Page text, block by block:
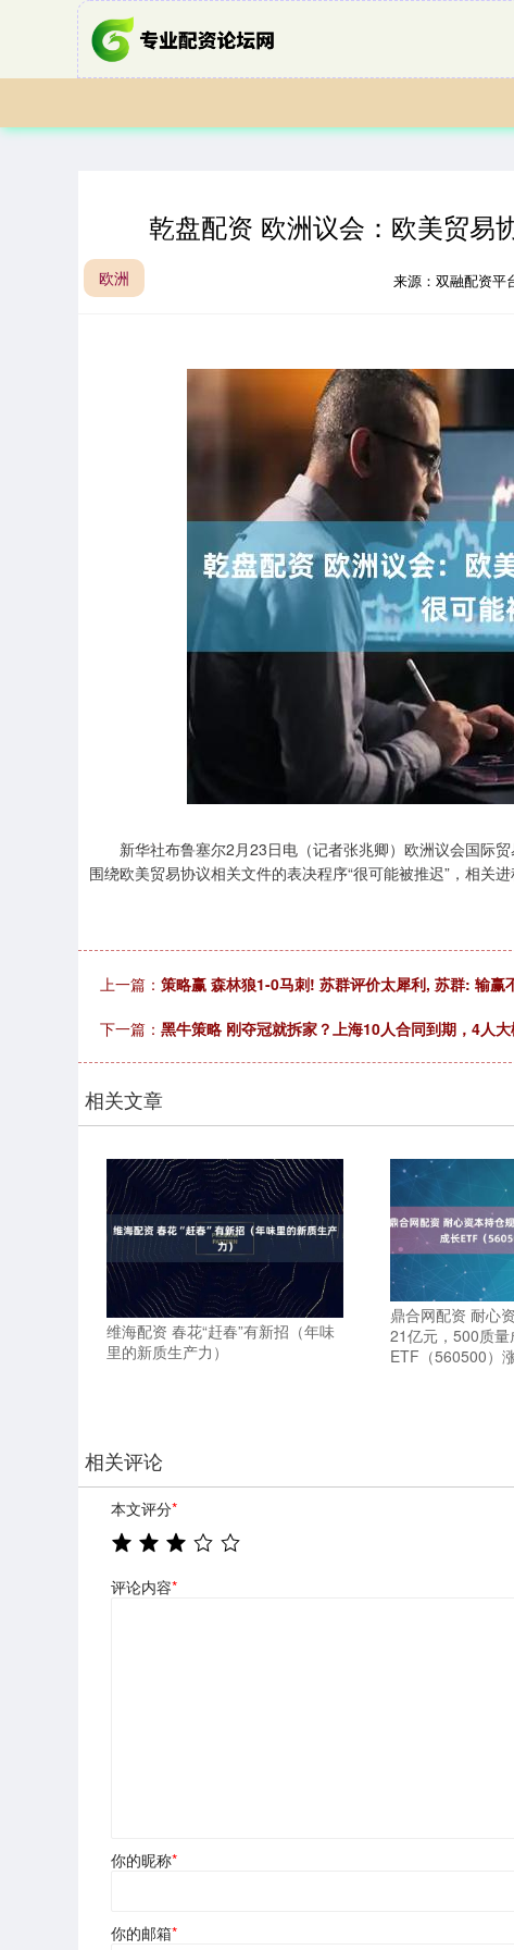
乾盘配资 欧洲议会：欧美贸易
欧洲 来源：双融配资平
新华社布鲁塞尔2月23日电（记者张兆卿）欧洲议会国际贸
围绕欧美贸易协议相关文件的表决程序“很可能被推迟”，相关进
上一篇： 策略赢 森林狼1-0马刺! 苏群评价太犀利, 苏群: 输赢
下一篇： 黑牛策略 刚夺冠就拆家？上海10人合同到期，4人
相关文章
维海配资 春花“赶春”有新招（年味
里的新质生产力）
鼎合网配资 耐心
21亿元，500质量
ETF（560500）
相关评论
本文评分*
评论内容*
你的昵称*
你的邮箱*
3940.04 39.68 1.02%